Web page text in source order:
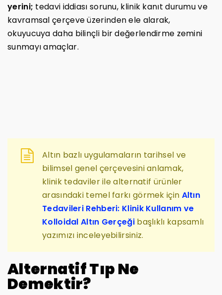
yerini; tedavi iddiası sorunu, klinik kanıt durumu ve
kavramsal çerçeve üzerinden ele alarak,
okuyucuya daha bilinçli bir değerlendirme zemini
sunmayı amaçlar.
Altın bazlı uygulamaların tarihsel ve
bilimsel genel çerçevesini anlamak,
klinik tedaviler ile alternatif ürünler
arasındaki temel farkı görmek için Altın
Tedavileri Rehberi: Klinik Kullanım ve
Kolloidal Altın Gerçeğibaşlıklı kapsamlı
yazımızı inceleyebilirsiniz.
Alternatif Tıp Ne
Demektir?